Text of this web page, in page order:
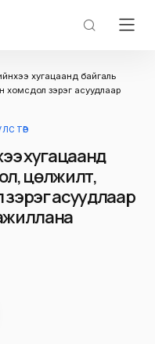
хугацаанд байгаль
хомсдол зэрэг асуудлаар
ТӨР
хугацаанд
цөлжилт,
асуудлаар